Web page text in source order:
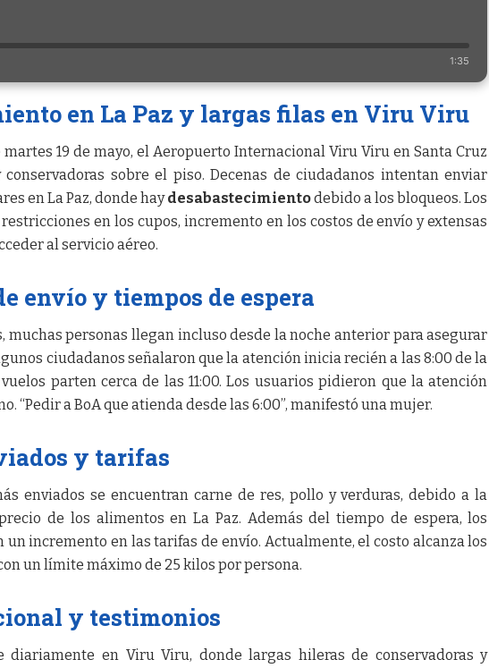
1:35
en La Paz y largas filas en Viru Viru
19 de mayo, el Aeropuerto Internacional Viru Viru en Santa Cruz
sobre el piso. Decenas de ciudadanos intentan enviar
en La Paz, donde haydesabastecimientodebido a los bloqueos. Los
en los cupos, incremento en los costos de envío y extensas
al servicio aéreo.
envío y tiempos de espera
muchas personas llegan incluso desde la noche anterior para asegurar
ciudadanos señalaron que la atención inicia recién a las 8:00 de la
parten cerca de las 11:00. Los usuarios pidieron que la atención
“Pedir a BoA que atienda desde las 6:00”, manifestó una mujer.
y tarifas
enviados se encuentran carne de res, pollo y verduras, debido a la
de los alimentos en La Paz. Además del tiempo de espera, los
incremento en las tarifas de envío. Actualmente, el costo alcanza los
un límite máximo de 25 kilos por persona.
y testimonios
diariamente en Viru Viru, donde largas hileras de conservadoras y